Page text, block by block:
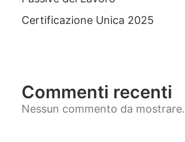
Certificazione Unica 2025
Commenti recenti
Nessun commento da mostrare.